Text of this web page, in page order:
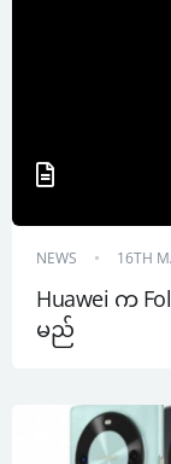
NEWS 16TH
Huawei က
မည်